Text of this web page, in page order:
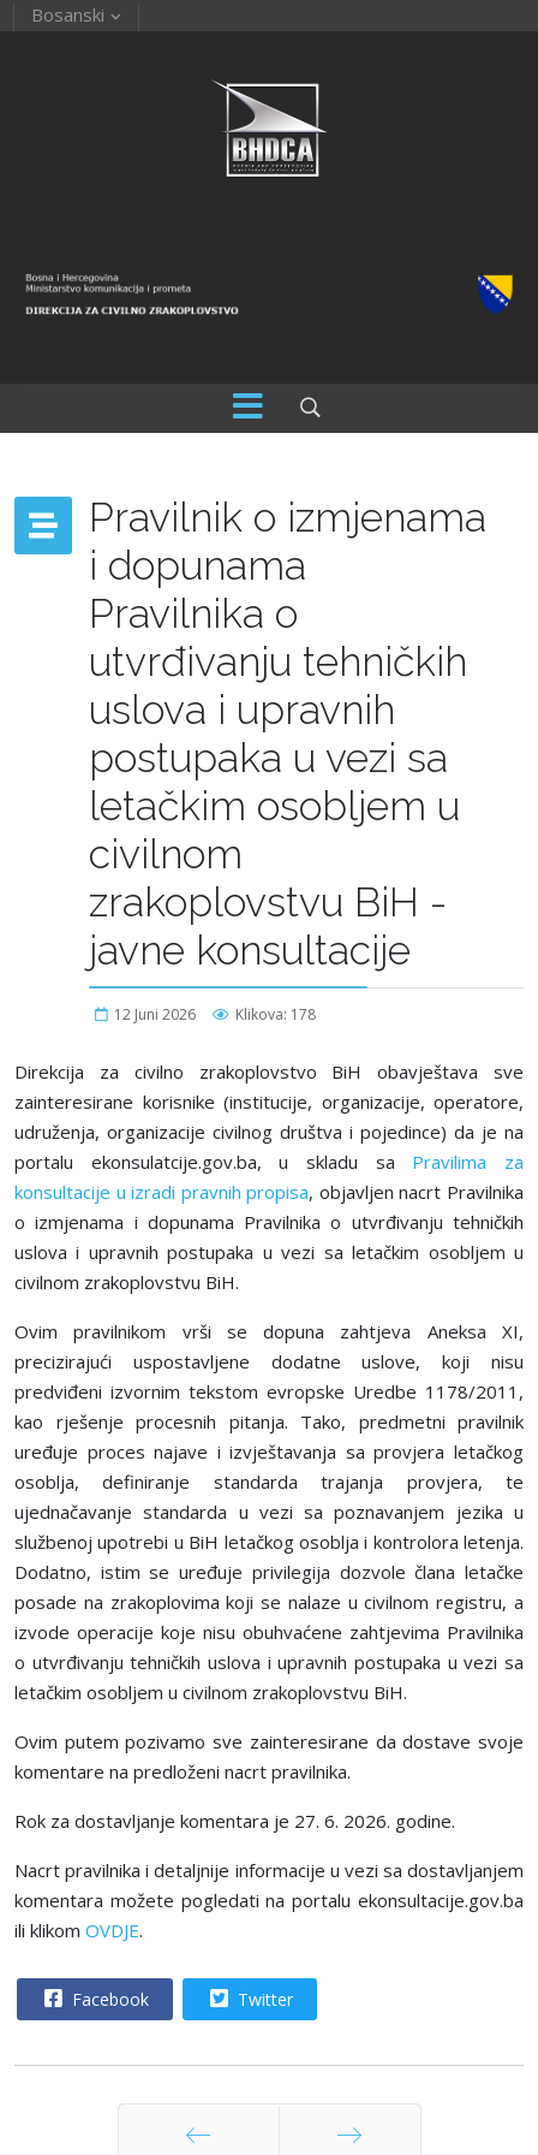
Bosanski
Pravilnik o izmjenama
i dopunama
Pravilnika o
utvrđivanju tehničkih
uslova i upravnih
postupaka u vezi sa
letačkim osoblјem u
civilnom
zrakoplovstvu BiH -
javne konsultacije
12 Juni 2026 Klikova: 178
Direkcija za civilno zrakoplovstvo BiH obavještava sve
zainteresirane korisnike (institucije, organizacije, operatore,
udruženja, organizacije civilnog društva i pojedince) da je na
portalu ekonsulatcije.gov.ba, u skladu sa Pravilima za
konsultacije u izradi pravnih propisa, objavlјen nacrt Pravilnika
o izmjenama i dopunama Pravilnika o utvrđivanju tehničkih
uslova i upravnih postupaka u vezi sa letačkim osoblјem u
civilnom zrakoplovstvu BiH.
Ovim pravilnikom vrši se dopuna zahtjeva Aneksa XI,
precizirajući uspostavlјene dodatne uslove, koji nisu
predviđeni izvornim tekstom evropske Uredbe 1178/2011,
kao rješenje procesnih pitanja. Tako, predmetni pravilnik
uređuje proces najave i izvještavanja sa provjera letačkog
osoblјa, definiranje standarda trajanja provjera, te
ujednačavanje standarda u vezi sa poznavanjem jezika u
službenoj upotrebi u BiH letačkog osoblјa i kontrolora letenja.
Dodatno, istim se uređuje privilegija dozvole člana letačke
posade na zrakoplovima koji se nalaze u civilnom registru, a
izvode operacije koje nisu obuhvaćene zahtjevima Pravilnika
o utvrđivanju tehničkih uslova i upravnih postupaka u vezi sa
letačkim osoblјem u civilnom zrakoplovstvu BiH.
Ovim putem pozivamo sve zainteresirane da dostave svoje
komentare na predloženi nacrt pravilnika.
Rok za dostavlјanje komentara je 27. 6. 2026. godine.
Nacrt pravilnika i detalјnije informacije u vezi sa dostavlјanjem
komentara možete pogledati na portalu ekonsultacije.gov.ba
ili klikom OVDJE.
Facebook Twitter